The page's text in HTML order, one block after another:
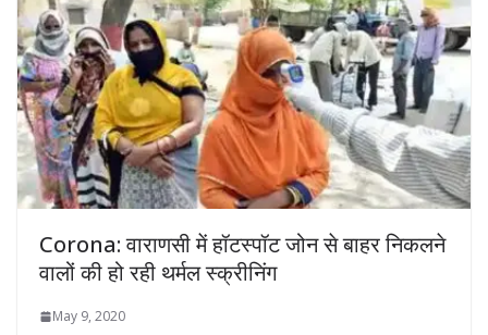
Corona: वाराणसी में हॉटस्पॉट जोन से बाहर निकलने
वालों की हो रही थर्मल स्क्रीनिंग
May 9, 2020